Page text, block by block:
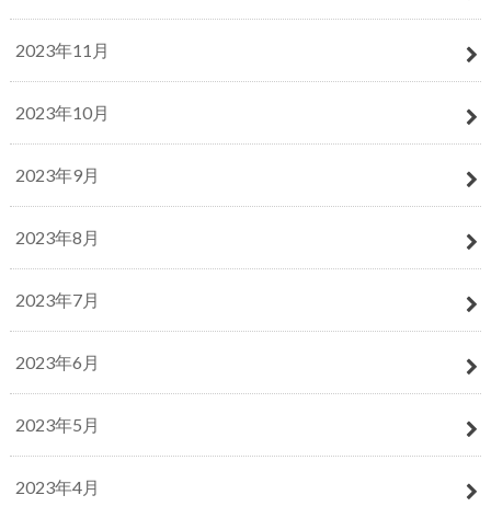
2023年11月
2023年10月
2023年9月
2023年8月
2023年7月
2023年6月
2023年5月
2023年4月